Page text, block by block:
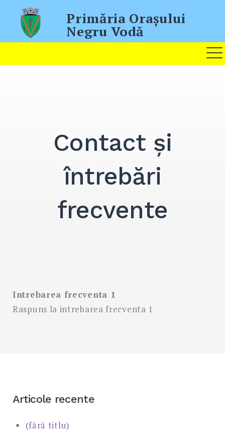
content
Primăria Oraşului
Negru Vodă
Search
Contact și
întrebări
frecvente
Intrebarea frecventa 1
Raspuns la intrebarea frecventa 1
Articole recente
(fără titlu)